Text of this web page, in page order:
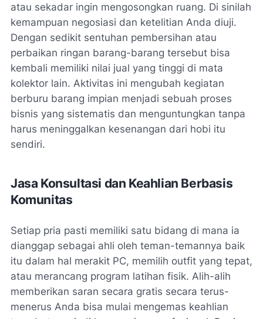
atau sekadar ingin mengosongkan ruang. Di sinilah
kemampuan negosiasi dan ketelitian Anda diuji.
Dengan sedikit sentuhan pembersihan atau
perbaikan ringan barang-barang tersebut bisa
kembali memiliki nilai jual yang tinggi di mata
kolektor lain. Aktivitas ini mengubah kegiatan
berburu barang impian menjadi sebuah proses
bisnis yang sistematis dan menguntungkan tanpa
harus meninggalkan kesenangan dari hobi itu
sendiri.
Jasa Konsultasi dan Keahlian Berbasis
Komunitas
Setiap pria pasti memiliki satu bidang di mana ia
dianggap sebagai ahli oleh teman-temannya baik
itu dalam hal merakit PC, memilih outfit yang tepat,
atau merancang program latihan fisik. Alih-alih
memberikan saran secara gratis secara terus-
menerus Anda bisa mulai mengemas keahlian